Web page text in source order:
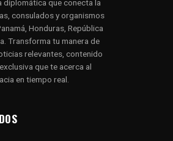
diplomática que conecta la
consulados y organismos
Honduras, República
Transforma tu manera de
relevantes, contenido
que te acerca al
en tiempo real.